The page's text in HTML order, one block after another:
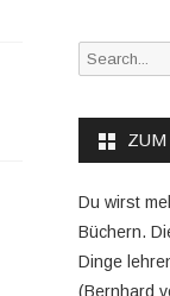
Search
Du wirst
Büchern.
Dinge
(Bernhard